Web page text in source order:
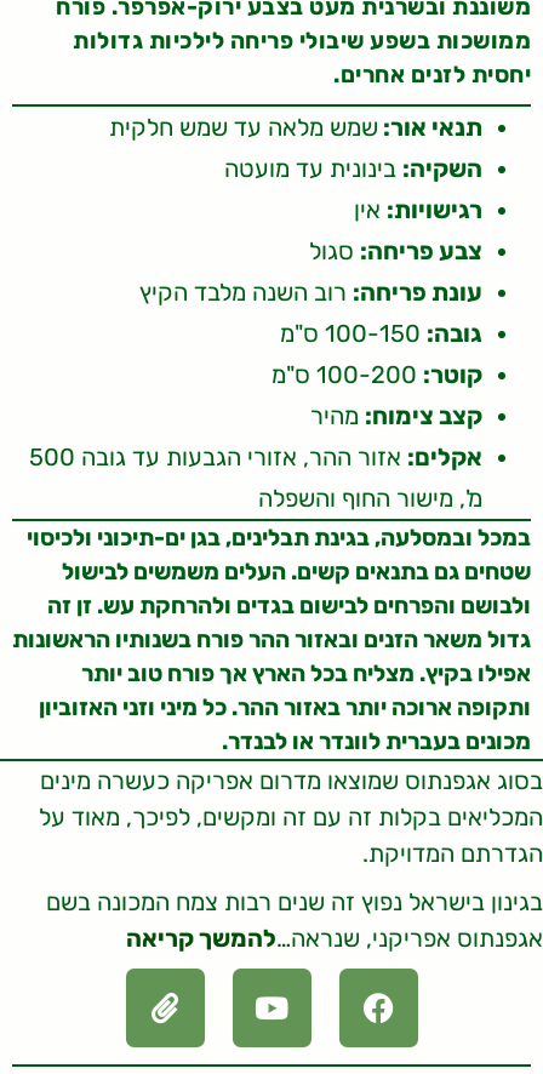
משוננת ובשרנית מעט בצבע ירוק-אפרפר. פורח
ממושכות בשפע שיבולי פריחה לילכיות גדולות
יחסית לזנים אחרים.
תנאי אור: שמש מלאה עד שמש חלקית
השקיה: בינונית עד מועטה
רגישויות: אין
צבע פריחה: סגול
עונת פריחה: רוב השנה מלבד הקיץ
גובה:
קוטר:
קצב צימוח: מהיר
אקלים:
אזור ההר, אזורי הגבעות עד גובה 500
מ', מישור החוף והשפלה
במכל ובמסלעה, בגינת תבלינים, בגן ים-תיכוני ולכיסוי
שטחים גם בתנאים קשים. העלים משמשים לבישול
ולבושם והפרחים לבישום בגדים ולהרחקת עש. זן זה
גדול משאר הזנים ובאזור ההר פורח בשנותיו הראשונות
אפילו בקיץ. מצליח בכל הארץ אך פורח טוב יותר
ותקופה ארוכה יותר באזור ההר. כל מיני וזני האזוביון
מכונים בעברית לוונדר או לבנדר.
בסוג אגפנתוס שמוצאו מדרום אפריקה כעשרה מינים
המכליאים בקלות זה עם זה ומקשים, לפיכך, מאוד על
הגדרתם המדויקת.
בגינון בישראל נפוץ זה שנים רבות צמח המכונה בשם
אגפנתוס אפריקני, שנראה…להמשך קריאה